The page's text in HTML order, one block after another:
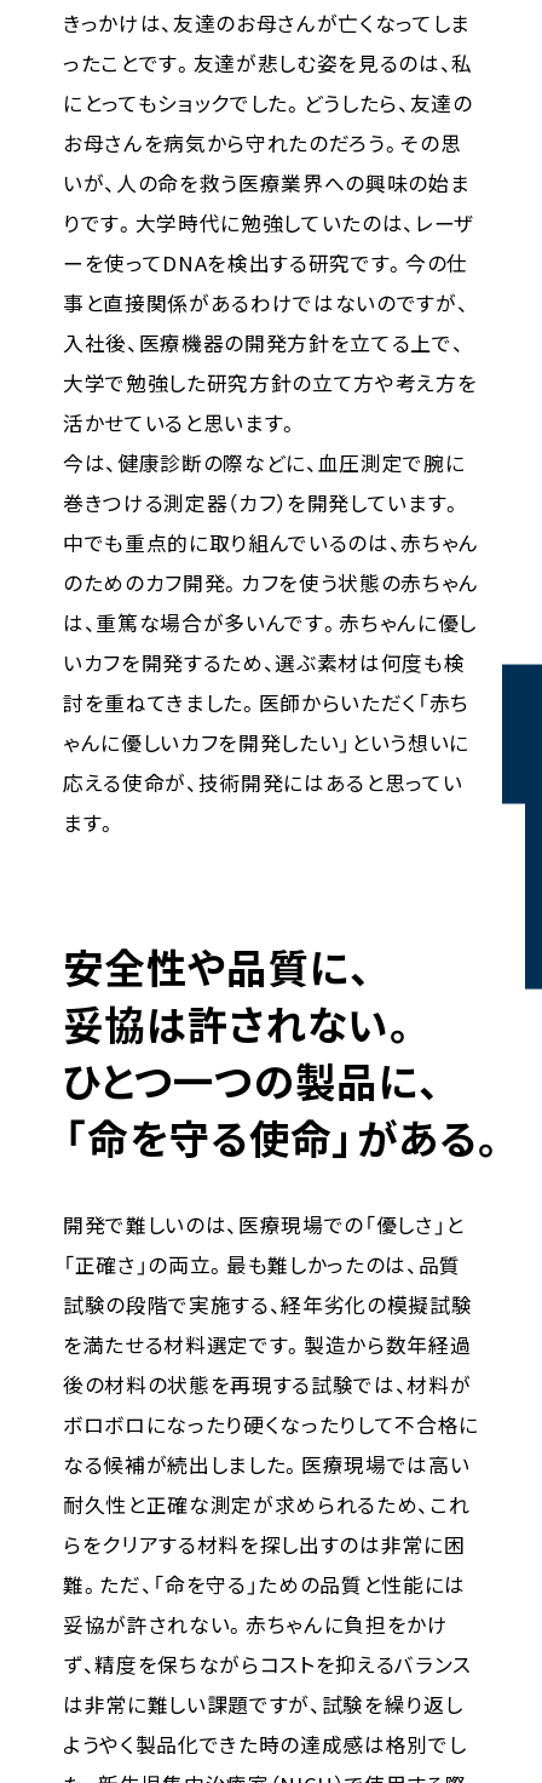
きっかけは、友達のお母さんが亡くなってしま
ったことです。友達が悲しむ姿を見るのは、私
にとってもショックでした。どうしたら、友達の
お母さんを病気から守れたのだろう。その思
いが、人の命を救う医療業界への興味の始ま
りです。大学時代に勉強していたのは、レーザ
ーを使ってDNAを検出する研究です。今の仕
事と直接関係があるわけではないのですが、
入社後、医療機器の開発方針を立てる上で、
大学で勉強した研究方針の立て方や考え方を
活かせていると思います。
今は、健康診断の際などに、血圧測定で腕に
巻きつける測定器（カフ）を開発しています。
中でも重点的に取り組んでいるのは、赤ちゃん
のためのカフ開発。カフを使う状態の赤ちゃん
は、重篤な場合が多いんです。赤ちゃんに優し
いカフを開発するため、選ぶ素材は何度も検
討を重ねてきました。医師からいただく「赤ち
ゃんに優しいカフを開発したい」という想いに
応える使命が、技術開発にはあると思ってい
ます。
安全性や品質に、
妥協は許されない。
ひとつ一つの製品に、
「命を守る使命」がある。
開発で難しいのは、医療現場での「優しさ」と
「正確さ」の両立。最も難しかったのは、品質
試験の段階で実施する、経年劣化の模擬試験
を満たせる材料選定です。製造から数年経過
後の材料の状態を再現する試験では、材料が
ボロボロになったり硬くなったりして不合格に
なる候補が続出しました。医療現場では高い
耐久性と正確な測定が求められるため、これ
らをクリアする材料を探し出すのは非常に困
難。ただ、「命を守る」ための品質と性能には
妥協が許されない。赤ちゃんに負担をかけ
ず、精度を保ちながらコストを抑えるバランス
は非常に難しい課題ですが、試験を繰り返し
ようやく製品化できた時の達成感は格別でし